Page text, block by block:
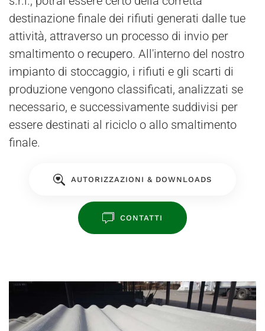
destinazione finale dei rifiuti generati dalle tue
attività, attraverso un processo di invio per
smaltimento o recupero. All'interno del nostro
impianto di stoccaggio, i rifiuti e gli scarti di
produzione vengono classificati, analizzati se
necessario, e successivamente suddivisi per
essere destinati al riciclo o allo smaltimento
finale.
AUTORIZZAZIONI & DOWNLOADS
CONTATTI